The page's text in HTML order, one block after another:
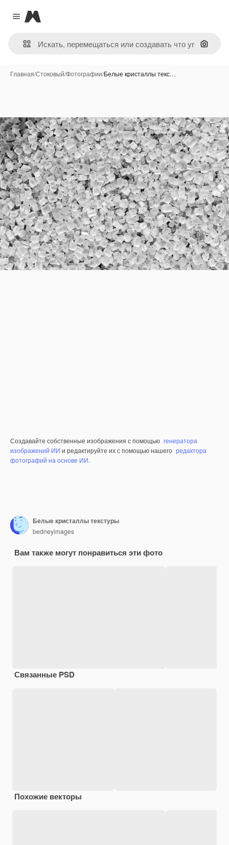
Close menu
Magnific
Поиск
Главная/Стоковый/Фотографии/Белые кристаллы текс…
Создавайте собственные изображения с помощью генератора
изображений ИИ и редактируйте их с помощью нашего редактора
фотографий на основе ИИ.
Белые кристаллы текстуры
bedneyimages
Вам также могут понравиться эти фото
Связанные PSD
Похожие векторы